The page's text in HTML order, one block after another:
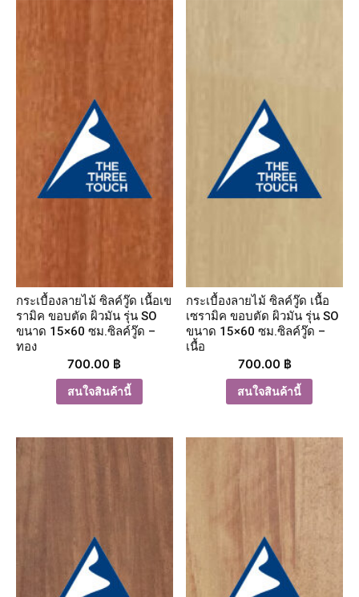
กระเบื้องลายไม้ ซิลค์วู๊ด เนื้อเข
รามิค ขอบตัด ผิวมัน รุ่น SO
ขนาด 15×60 ซม.ซิลค์วู๊ด –
ทอง
700.00 ฿
สนใจสินค้านี้
กระเบื้องลายไม้ ซิลค์วู๊ด เนื้อ
เซรามิค ขอบตัด ผิวมัน รุ่น SO
ขนาด 15×60 ซม.ซิลค์วู๊ด –
เนื้อ
700.00 ฿
สนใจสินค้านี้